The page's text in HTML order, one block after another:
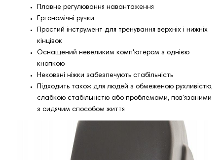
Плавне регулювання навантаження
Ергономічні ручки
Простий інструмент для тренування верхніх і нижніх
кінцівок
Оснащений невеликим комп'ютером з однією
кнопкою
Нековзні ніжки забезпечують стабільність
Підходить також для людей з обмеженою рухливістю,
слабкою стабільністю або проблемами, пов'язаними
з сидячим способом життя